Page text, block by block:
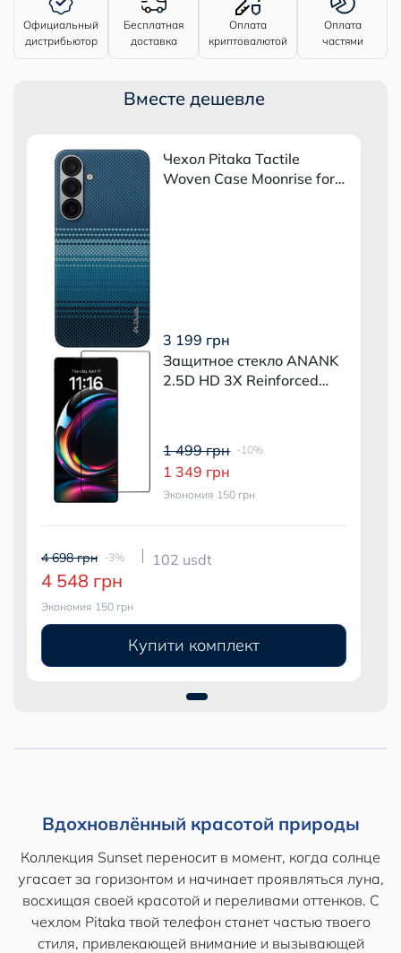
Официальный
дистрибьютор
Бесплатная
доставка
Оплата
криптовалютой
Оплата
частями
Вместе дешевле
Чехол Pitaka Tactile
Woven Case Moonrise for
3 199 грн
Защитное стекло ANANK
2.5D HD 3X Reinforced
1 499 грн -10%
1 349 грн
Экономия 150 грн
4 698 грн -3%
4 548 грн
Экономия 150 грн
102 usdt
Купити комплект
Вдохновлённый красотой природы
Коллекция Sunset переносит в момент, когда солнце
угасает за горизонтом и начинает проявляться луна,
восхищая своей красотой и переливами оттенков. С
чехлом Pitaka твой телефон станет частью твоего
стиля, привлекающей внимание и вызывающей